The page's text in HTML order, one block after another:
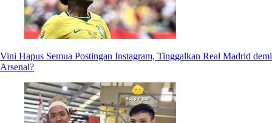
Vini Hapus Semua Postingan Instagram, Tinggalkan Real Madrid demi
Arsenal?